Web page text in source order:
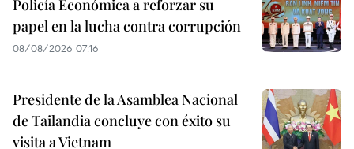
Policía Económica a reforzar su
papel en la lucha contra corrupción
08/08/2026 07:16
Presidente de la Asamblea Nacional
de Tailandia concluye con éxito su
visita a Vietnam